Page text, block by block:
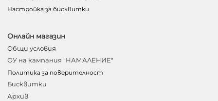
Настройка за бисквитки
Онлайн магазин
Общи условия
ОУ на кампания "НАМАЛЕНИЕ"
Политика за поверителност
Бисквитки
Архив